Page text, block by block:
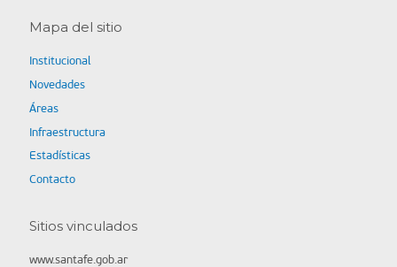
Mapa del sitio
Institucional
Novedades
Áreas
Infraestructura
Estadísticas
Contacto
Sitios vinculados
www.santafe.gob.ar